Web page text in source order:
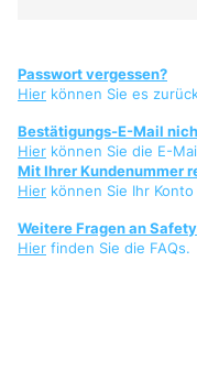
Passwort vergessen?
Hier können Sie es
Bestätigungs-E-Mail
Hier können Sie die E-
Mit Ihrer Kundenummer
Hier können Sie Ihr
Weitere Fragen an
Hier finden Sie die FAQs.